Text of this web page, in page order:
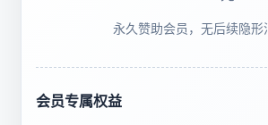
永久赞助会员，无后续隐形
会员专属权益